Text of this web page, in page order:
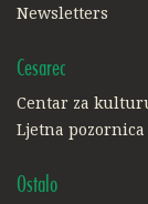
Newsletters
Cesarec
Centar za
Ljetna pozornica
Ostalo